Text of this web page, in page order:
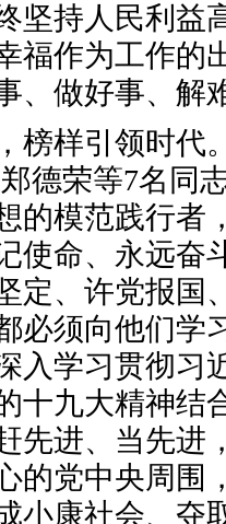
坚持人民利益
福作为工作的
、做好事、解
样引领时代
德荣等7名同
的模范践行者
使命、永远奋
定、许党报国
必须向他们学
入学习贯彻习
十九大精神结
先进、当先进
的党中央周围
小康社会、夺